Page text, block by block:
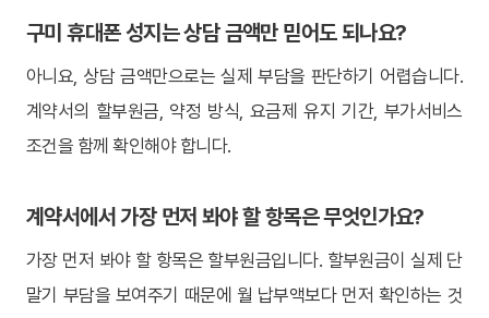
구미 휴대폰 성지는 상담 금액만 믿어도 되나요?
아니요, 상담 금액만으로는 실제 부담을 판단하기 어렵습니다.
계약서의 할부원금, 약정 방식, 요금제 유지 기간, 부가서비스
조건을 함께 확인해야 합니다.
계약서에서 가장 먼저 봐야 할 항목은 무엇인가요?
가장 먼저 봐야 할 항목은 할부원금입니다. 할부원금이 실제 단
말기 부담을 보여주기 때문에 월 납부액보다 먼저 확인하는 것